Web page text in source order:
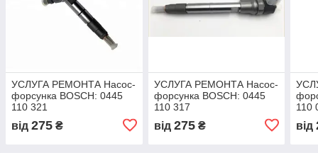
УСЛУГА РЕМОНТА Насос-
форсунка BOSCH: 0445
110 321
від 275 ₴
УСЛУГА РЕМОНТА Насос-
форсунка BOSCH: 0445
110 317
від 275₴
110
від